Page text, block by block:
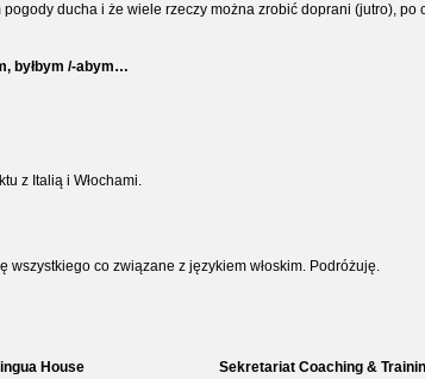
pogody ducha i że wiele rzeczy można zrobić doprani (jutro), po
byłbym /-abym…
z Italią i Włochami.
wszystkiego co związane z językiem włoskim. Podróżuję.
House
Sekretariat Coaching &